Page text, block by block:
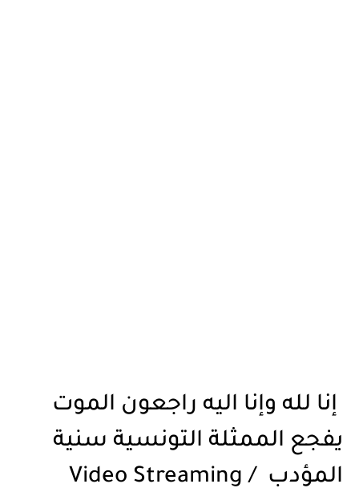
إنا لله وإنا اليه راجعون الموت
يفجع الممثلة التونسية سنية
المؤدب / Video Streaming